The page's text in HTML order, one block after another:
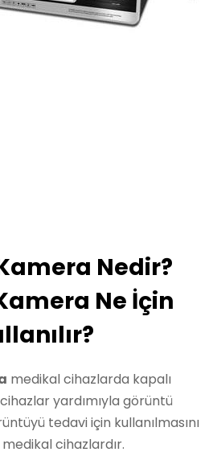
Nedir?
Ne İçin
medikal cihazlarda kapalı
yardımıyla görüntü
tedavi için kullanılmasını
cihazlardır.